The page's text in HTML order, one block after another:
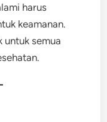
harus
keamanan.
untuk semua